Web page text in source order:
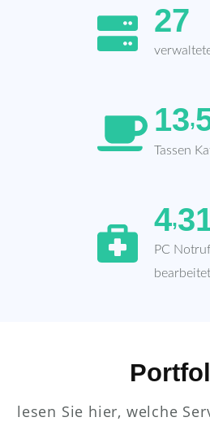
27
Tassen
13,
PC
bearbeitet
4,3
lesen Sie hier, welche